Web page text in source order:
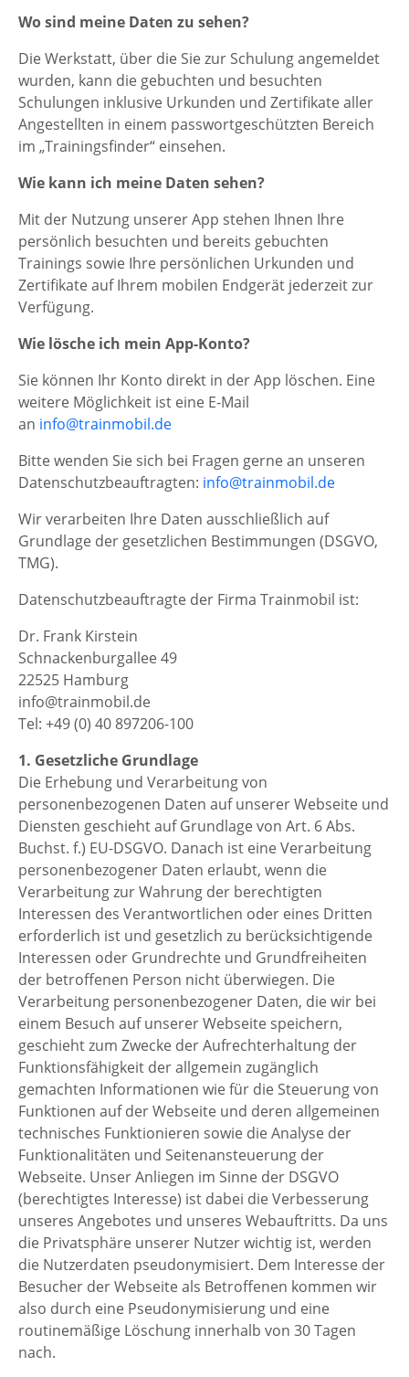
Wo sind meine Daten zu sehen?
Die Werkstatt, über die Sie zur Schulung angemeldet
wurden, kann die gebuchten und besuchten
Schulungen inklusive Urkunden und Zertifikate aller
Angestellten in einem passwortgeschützten Bereich
im „Trainingsfinder“ einsehen.
Wie kann ich meine Daten sehen?
Mit der Nutzung unserer App stehen Ihnen Ihre
persönlich besuchten und bereits gebuchten
Trainings sowie Ihre persönlichen Urkunden und
Zertifikate auf Ihrem mobilen Endgerät jederzeit zur
Verfügung.
Wie lösche ich mein App-Konto?
Sie können Ihr Konto direkt in der App löschen. Eine
weitere Möglichkeit ist eine E-Mail
an info@trainmobil.de
Bitte wenden Sie sich bei Fragen gerne an unseren
Datenschutzbeauftragten: info@trainmobil.de
Wir verarbeiten Ihre Daten ausschließlich auf
Grundlage der gesetzlichen Bestimmungen (DSGVO,
TMG).
Datenschutzbeauftragte der Firma Trainmobil ist:
Dr. Frank Kirstein
Schnackenburgallee 49
22525 Hamburg
info@trainmobil.de
Tel: +49 (0) 40 897206-100
1. Gesetzliche Grundlage
Die Erhebung und Verarbeitung von
personenbezogenen Daten auf unserer Webseite und
Diensten geschieht auf Grundlage von Art. 6 Abs.
Buchst. f.) EU-DSGVO. Danach ist eine Verarbeitung
personenbezogener Daten erlaubt, wenn die
Verarbeitung zur Wahrung der berechtigten
Interessen des Verantwortlichen oder eines Dritten
erforderlich ist und gesetzlich zu berücksichtigende
Interessen oder Grundrechte und Grundfreiheiten
der betroffenen Person nicht überwiegen. Die
Verarbeitung personenbezogener Daten, die wir bei
einem Besuch auf unserer Webseite speichern,
geschieht zum Zwecke der Aufrechterhaltung der
Funktionsfähigkeit der allgemein zugänglich
gemachten Informationen wie für die Steuerung von
Funktionen auf der Webseite und deren allgemeinen
technisches Funktionieren sowie die Analyse der
Funktionalitäten und Seitenansteuerung der
Webseite. Unser Anliegen im Sinne der DSGVO
(berechtigtes Interesse) ist dabei die Verbesserung
unseres Angebotes und unseres Webauftritts. Da uns
die Privatsphäre unserer Nutzer wichtig ist, werden
die Nutzerdaten pseudonymisiert. Dem Interesse der
Besucher der Webseite als Betroffenen kommen wir
also durch eine Pseudonymisierung und eine
routinemäßige Löschung innerhalb von 30 Tagen
nach.